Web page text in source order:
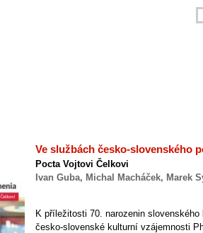
Ve službách česko-slovenského
Pocta Vojtovi Čelkovi
Ivan Guba, Michal Macháček, Marek
K příležitosti 70. narozenin
česko-slovenské kulturní vzájemnosti